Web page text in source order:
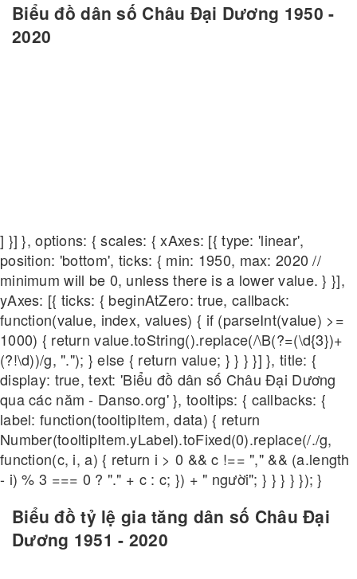
Biểu đồ dân số Châu Đại Dương 1950 -
2020
] }] }, options: { scales: { xAxes: [{ type: 'linear',
position: 'bottom', ticks: { min: 1950, max: 2020 //
minimum will be 0, unless there is a lower value. } }],
yAxes: [{ ticks: { beginAtZero: true, callback:
function(value, index, values) { if (parseInt(value) >=
1000) { return value.toString().replace(/\B(?=(\d{3})+
(?!\d))/g, "."); } else { return value; } } } }] }, title: {
display: true, text: 'Biểu đồ dân số Châu Đại Dương
qua các năm - Danso.org' }, tooltips: { callbacks: {
label: function(tooltipItem, data) { return
Number(tooltipItem.yLabel).toFixed(0).replace(/./g,
function(c, i, a) { return i > 0 && c !== "," && (a.length
- i) % 3 === 0 ? "." + c : c; }) + " người"; } } } } }); }
Biểu đồ tỷ lệ gia tăng dân số Châu Đại
Dương 1951 - 2020